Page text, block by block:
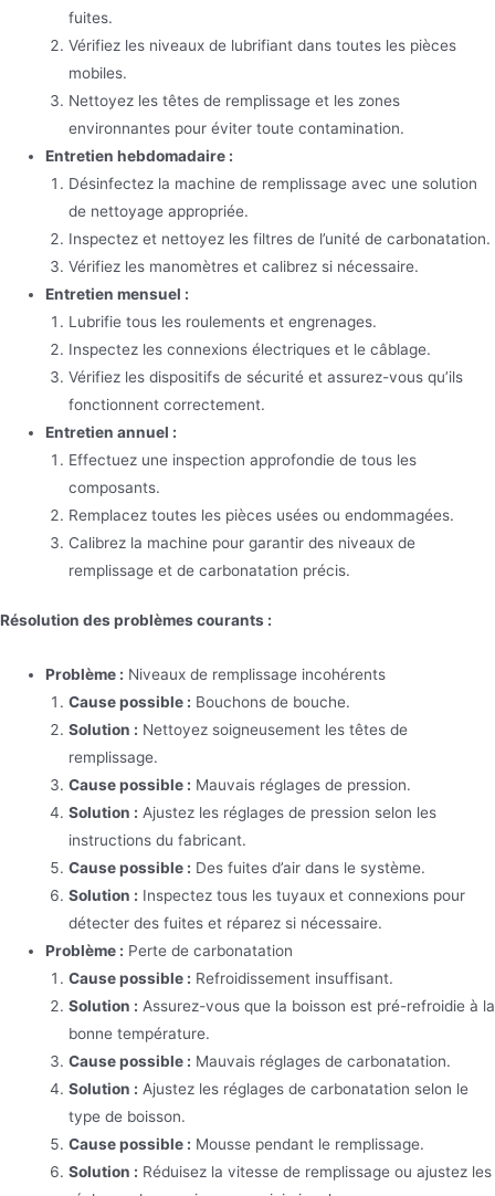
fuites.
Vérifiez les niveaux de lubrifiant dans toutes les pièces
mobiles.
Nettoyez les têtes de remplissage et les zones
environnantes pour éviter toute contamination.
Entretien hebdomadaire :
Désinfectez la machine de remplissage avec une solution
de nettoyage appropriée.
Inspectez et nettoyez les filtres de l’unité de carbonatation.
Vérifiez les manomètres et calibrez si nécessaire.
Entretien mensuel :
Lubrifie tous les roulements et engrenages.
Inspectez les connexions électriques et le câblage.
Vérifiez les dispositifs de sécurité et assurez-vous qu’ils
fonctionnent correctement.
Entretien annuel :
Effectuez une inspection approfondie de tous les
composants.
Remplacez toutes les pièces usées ou endommagées.
Calibrez la machine pour garantir des niveaux de
remplissage et de carbonatation précis.
Résolution des problèmes courants :
Problème : Niveaux de remplissage incohérents
Cause possible : Bouchons de bouche.
Solution : Nettoyez soigneusement les têtes de
remplissage.
Cause possible : Mauvais réglages de pression.
Solution : Ajustez les réglages de pression selon les
instructions du fabricant.
Cause possible : Des fuites d’air dans le système.
Solution : Inspectez tous les tuyaux et connexions pour
détecter des fuites et réparez si nécessaire.
Problème : Perte de carbonatation
Cause possible : Refroidissement insuffisant.
Solution : Assurez-vous que la boisson est pré-refroidie à la
bonne température.
Cause possible : Mauvais réglages de carbonatation.
Solution : Ajustez les réglages de carbonatation selon le
type de boisson.
Cause possible : Mousse pendant le remplissage.
Solution : Réduisez la vitesse de remplissage ou ajustez les